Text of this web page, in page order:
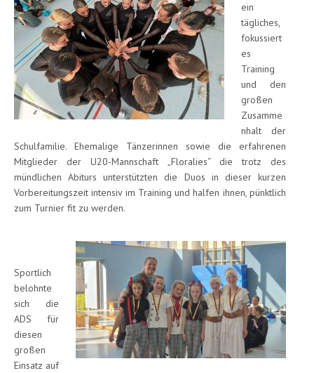
ein
tägliches,
fokussiert
es
Training
und den
großen
Zusamme
nhalt der
Schulfamilie. Ehemalige Tänzerinnen sowie die erfahrenen
Mitglieder der U20-Mannschaft „Floralies“ die trotz des
mündlichen Abiturs unterstützten die Duos in dieser kurzen
Vorbereitungszeit intensiv im Training und halfen ihnen, pünktlich
zum Turnier fit zu werden.
Sportlich
belohnte
sich die
ADS für
diesen
großen
Einsatz auf